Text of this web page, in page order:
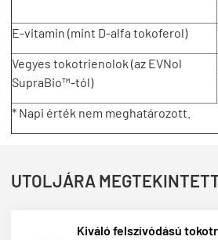
E-vitamin (mint D-alfa tokoferol)
Vegyes tokotrienolok (az EVNol
SupraBio™-tól)
* Napi érték nem meghatározott.
UTOLJÁRA
Kiváló felszívódású